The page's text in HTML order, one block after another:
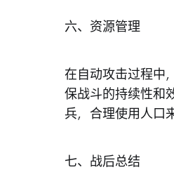
六、资源管理
在自动攻击过程中
保战斗的持续性和
兵，合理使用人口
七、战后总结